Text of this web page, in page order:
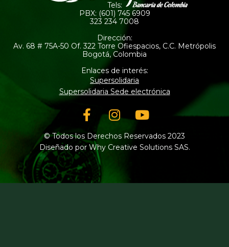
Tels:
PBX: (601) 745 6909
323 234 7008
Dirección:
Av. 68 # 75A-50 Of. 322 Torre Ofiespacios, C.C. Metrópolis
Bogotá, Colombia
Enlaces de interés:
Supersolidaria
Supersolidaria Sede electrónica
Facebook-
f
Instagram
Youtube
© Todos los Derechos Reservados 2023
Diseñado por Why Creative Solutions SAS.